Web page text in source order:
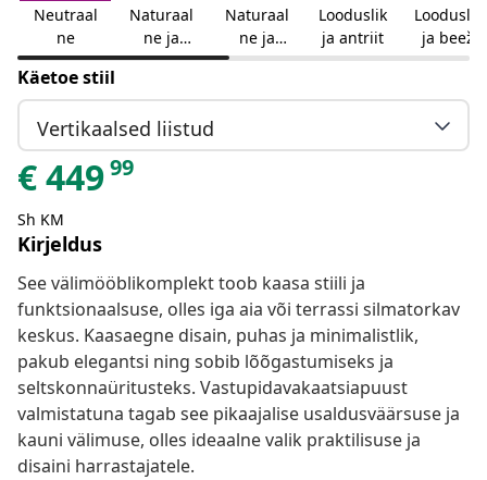
Neutraal
ne
Naturaal
ne ja
kreemjas
Naturaal
ne ja
helehall
Looduslik
ja antriit
Looduslik
ja beež
Käetoe stiil
Vertikaalsed liistud
€44999
Sh KM
Kirjeldus
See välimööblikomplekt toob kaasa stiili ja
funktsionaalsuse, olles iga aia või terrassi silmatorkav
keskus. Kaasaegne disain, puhas ja minimalistlik,
pakub elegantsi ning sobib lõõgastumiseks ja
seltskonnaüritusteks. Vastupidavakaatsiapuust
valmistatuna tagab see pikaajalise usaldusväärsuse ja
kauni välimuse, olles ideaalne valik praktilisuse ja
disaini harrastajatele.